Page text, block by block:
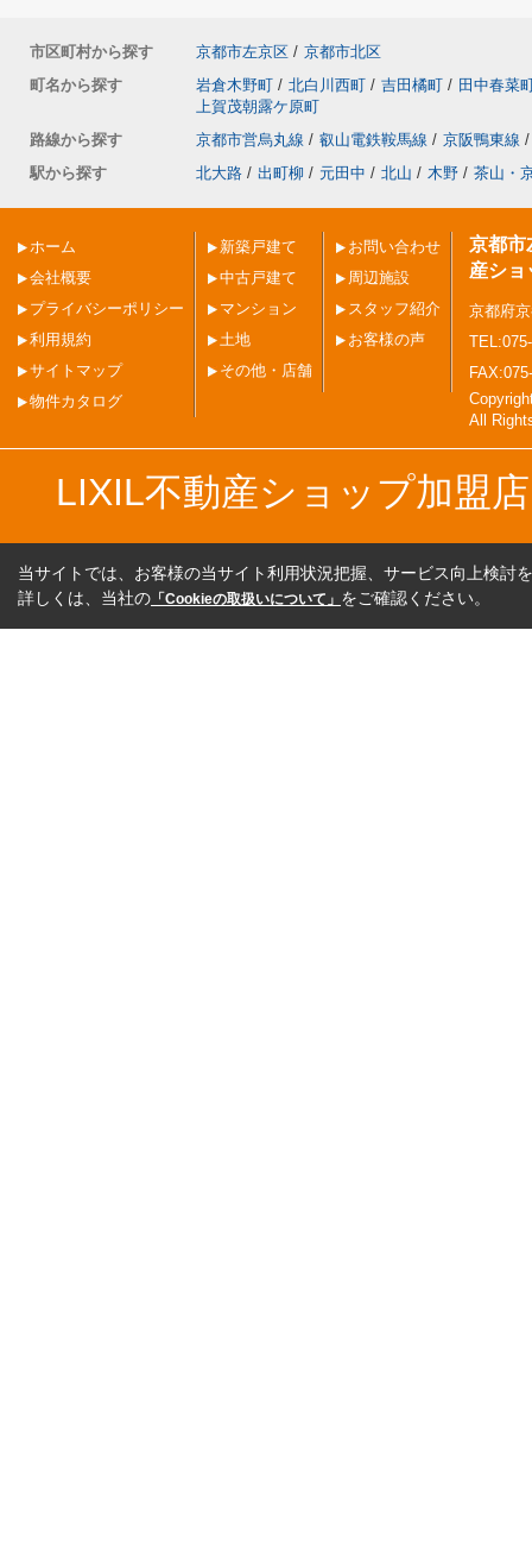
市区町村から探す 京都市左京区 / 京都市北区
町名から探す
岩倉木野町 / 北白川西町 / 吉田橘町 / 田中春菜
上賀茂朝露ケ原町
路線から探す
京都市営烏丸線 / 叡山電鉄鞍馬線 / 京阪鴨東線 /
駅から探す
北大路 / 出町柳 / 元田中 / 北山 / 木野 / 茶山・
ホーム
会社概要
プライバシーポリシー
利用規約
サイトマップ
物件カタログ
新築戸建て
中古戸建て
マンション
土地
その他・店舗
お問い合わせ
周辺施設
スタッフ紹介
お客様の声
京都市
産ショ
京都府
All
LIXIL不動産ショップ加盟
当サイトでは、お客様の当サイト利用状況把握、サービス向上検討
詳しくは、当社の 「Cookieの取扱いについて」 をご確認ください。